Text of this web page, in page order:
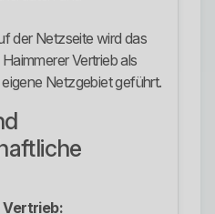
der Netzseite wird das
Vertrieb als
Netzgebiet geführt.
Vertrieb: